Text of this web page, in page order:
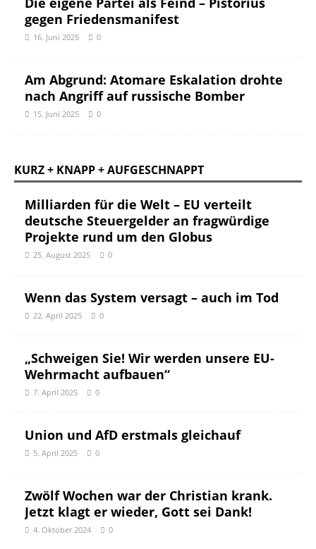
gegen Friedensmanifest
16. Juni 2025 0
Am Abgrund: Atomare Eskalation drohte
nach Angriff auf russische Bomber
15. Juni 2025 0
KURZ + KNAPP + AUFGESCHNAPPT
Milliarden für die Welt – EU verteilt
deutsche Steuergelder an fragwürdige
Projekte rund um den Globus
25. August 2025 0
Wenn das System versagt – auch im Tod
22. April 2025 0
„Schweigen Sie! Wir werden unsere EU-
Wehrmacht aufbauen“
7. April 2025 0
Union und AfD erstmals gleichauf
5. April 2025 0
Zwölf Wochen war der Christian krank.
Jetzt klagt er wieder, Gott sei Dank!
4. Oktober 2024 0